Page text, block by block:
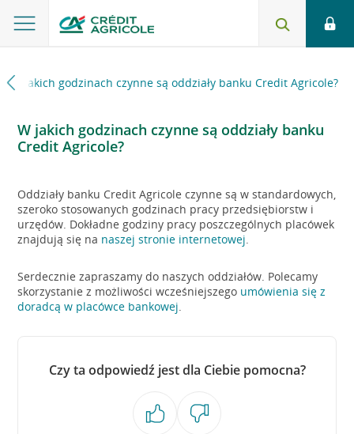
W jakich godzinach czynne są oddziały banku Credit Agricole?
W jakich godzinach czynne są oddziały banku
Credit Agricole?
Oddziały banku Credit Agricole czynne są w standardowych,
szeroko stosowanych godzinach pracy przedsiębiorstw i
urzędów. Dokładne godziny pracy poszczególnych placówek
znajdują się na naszej stronie internetowej.
Serdecznie zapraszamy do naszych oddziałów. Polecamy
skorzystanie z możliwości wcześniejszego umówienia się z
doradcą w placówce bankowej.
Czy ta odpowiedź jest dla Ciebie pomocna?